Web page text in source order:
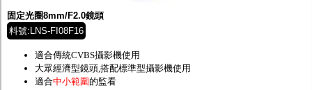
固定光圈8mm/F2.0鏡頭
料號:LNS-FI08F16
適合傳統CVBS攝影機使用
大眾經濟型鏡頭,搭配標準型攝影機使用
適合中小範圍的監看